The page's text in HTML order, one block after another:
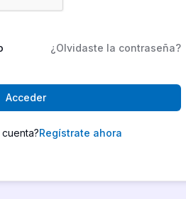
¿Olvidaste la contraseña?
Acceder
Regístrate ahora